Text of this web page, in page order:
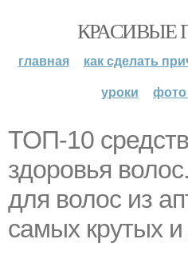
КРАСИВЫЕ
главная как сделать
уроки
фото
ТОП-10
здоровья
для волос из
самых крутых